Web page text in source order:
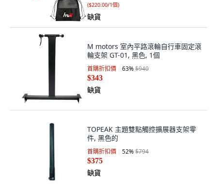
($220.00/1個)
缺貨
M motors 室內平路滾輪自行車固定滾
輪支架 GT-01, 黑色, 1個
首購折扣價 63%$940
$343
缺貨
TOPEAK 主題雙點觸控擴展器支架零
件, 黑色的
首購折扣價 52%$794
$375
缺貨